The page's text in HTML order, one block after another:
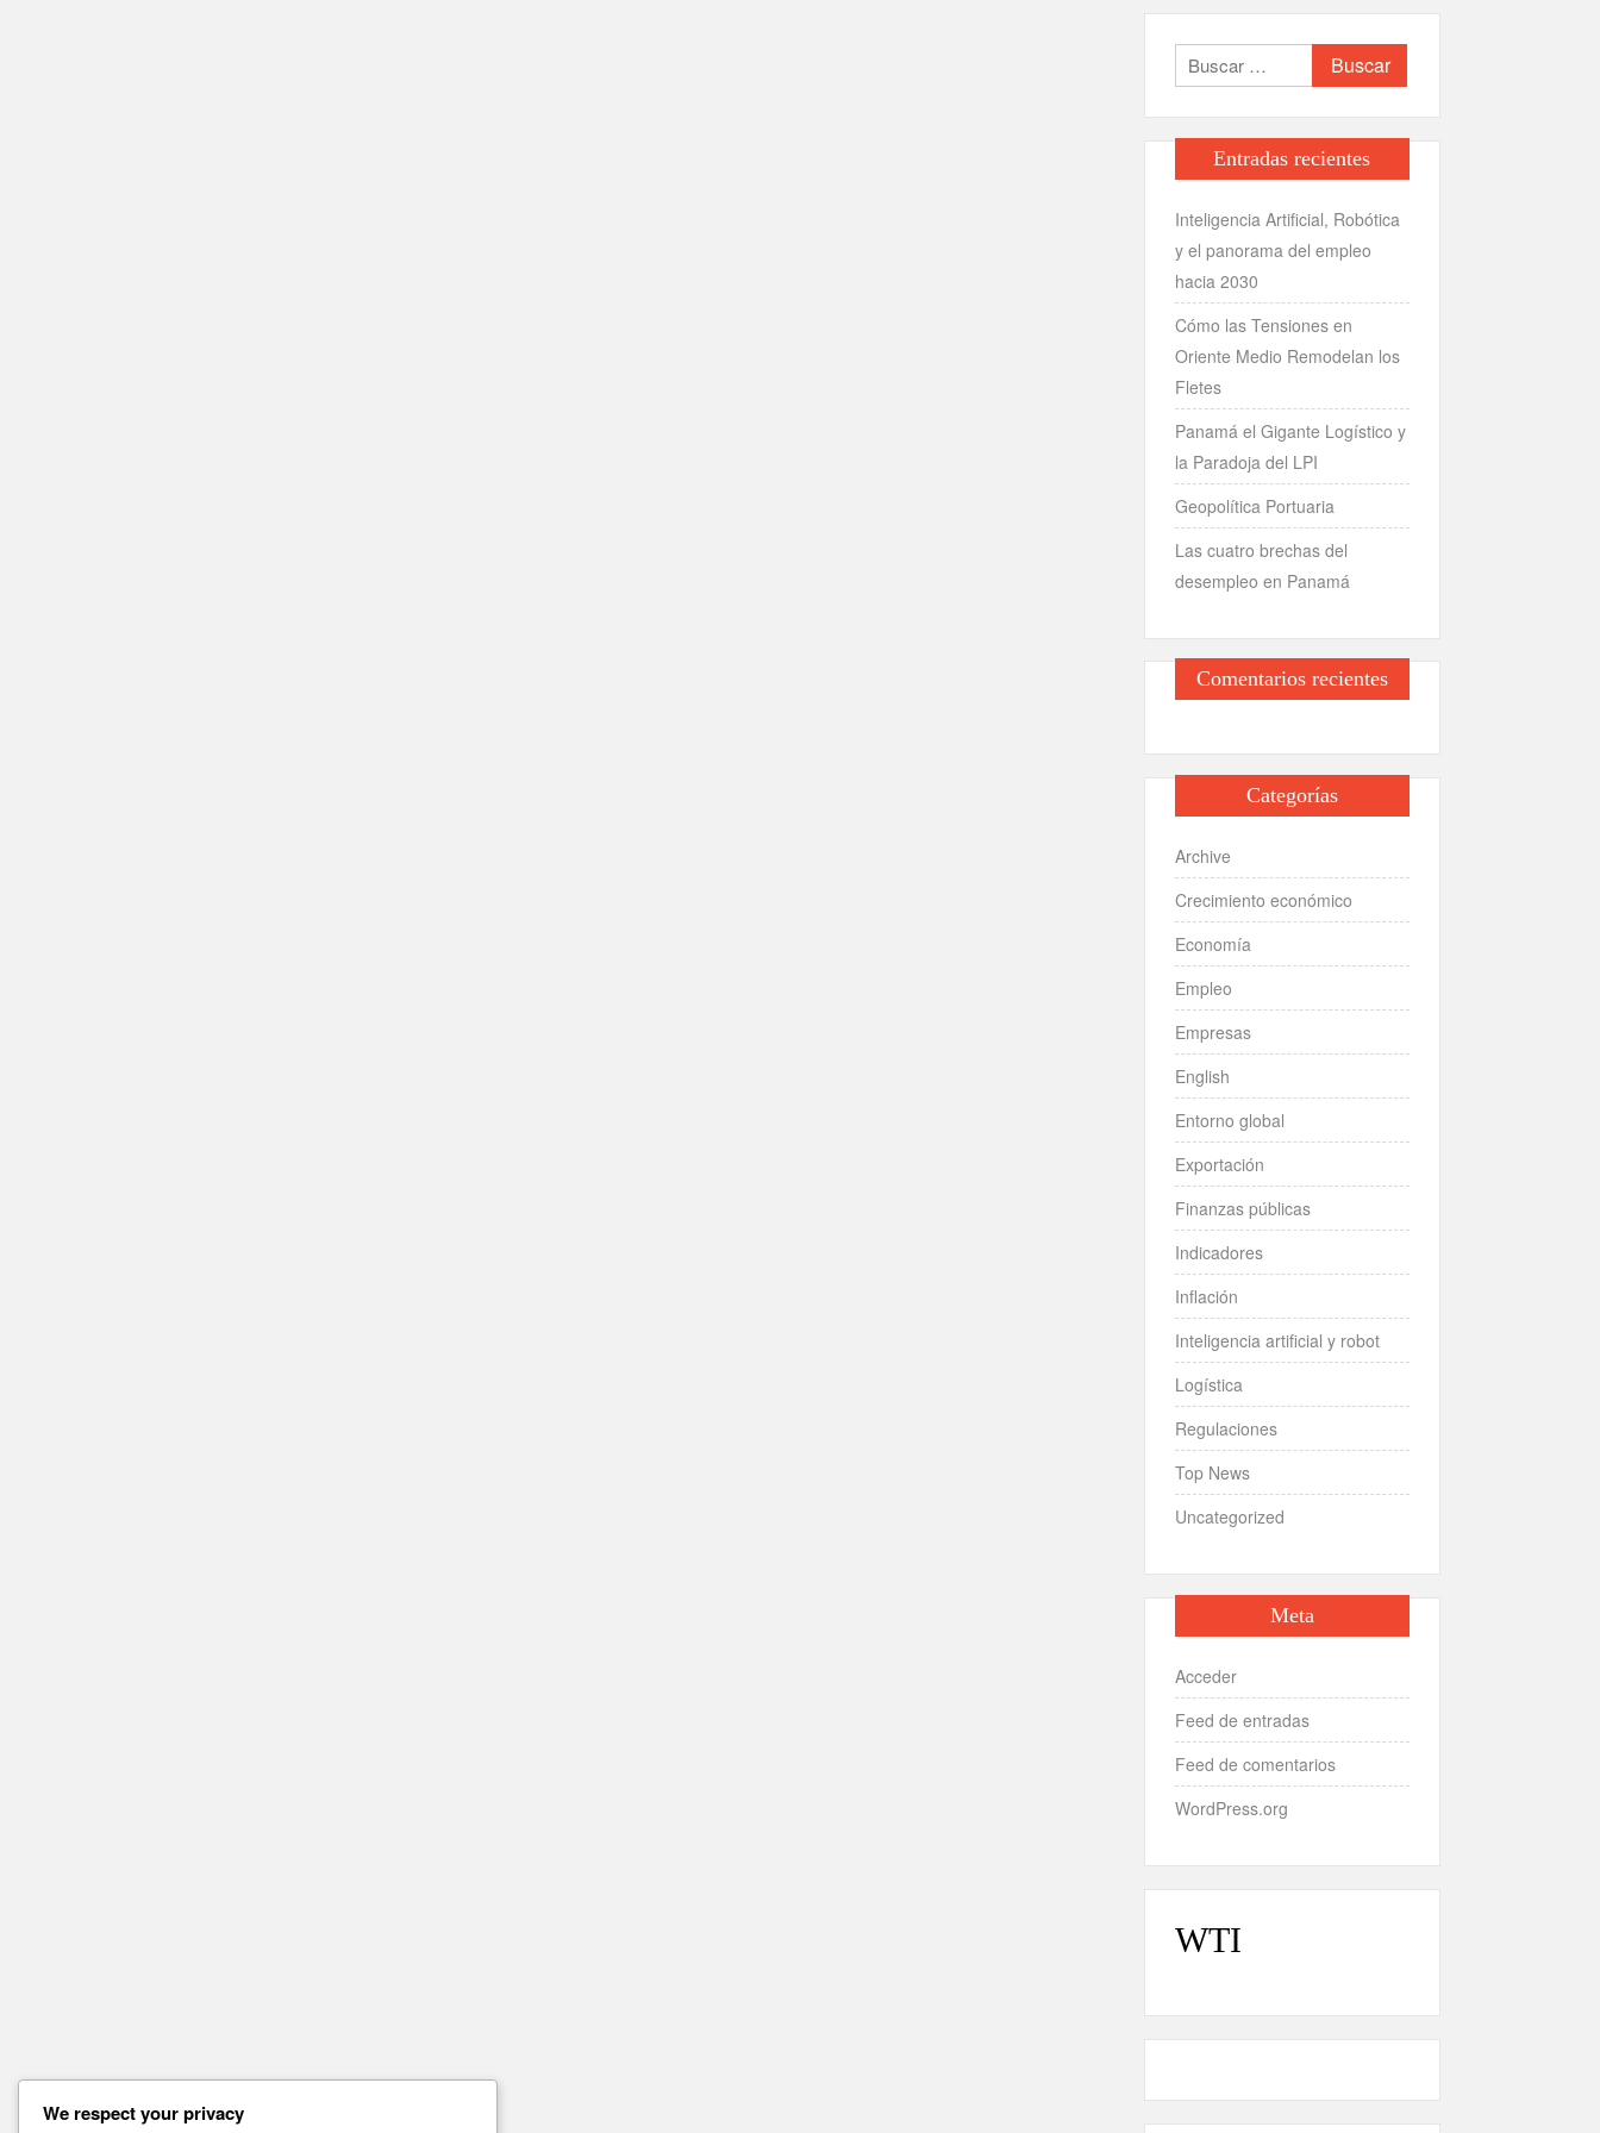
Buscar:
Entradas recientes
Inteligencia Artificial, Robótica
y el panorama del empleo
hacia 2030
Cómo las Tensiones en
Oriente Medio Remodelan los
Fletes
Panamá el Gigante Logístico y
la Paradoja del LPI
Geopolítica Portuaria
Las cuatro brechas del
desempleo en Panamá
Comentarios recientes
Categorías
Archive
Crecimiento económico
Economía
Empleo
Empresas
English
Entorno global
Exportación
Finanzas públicas
Indicadores
Inflación
Inteligencia artificial y robot
Logística
Regulaciones
Top News
Uncategorized
Meta
Acceder
Feed de entradas
Feed de comentarios
WordPress.org
WTI
We respect your privacy